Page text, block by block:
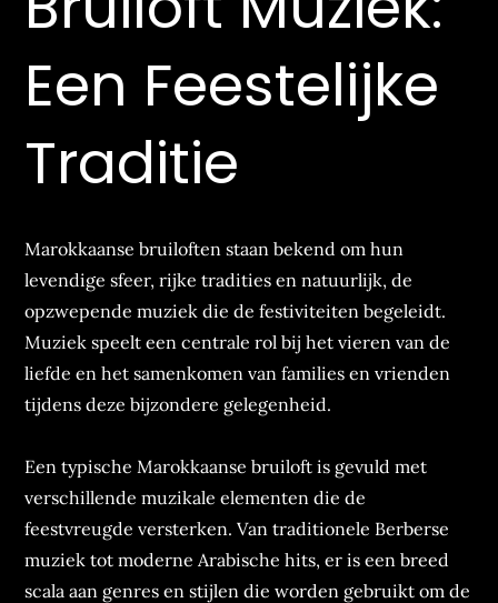
Een Feestelijke
Traditie
Marokkaanse bruiloften staan bekend om hun
levendige sfeer, rijke tradities en natuurlijk, de
opzwepende muziek die de festiviteiten begeleidt.
Muziek speelt een centrale rol bij het vieren van de
liefde en het samenkomen van families en vrienden
tijdens deze bijzondere gelegenheid.
Een typische Marokkaanse bruiloft is gevuld met
verschillende muzikale elementen die de
feestvreugde versterken. Van traditionele Berberse
muziek tot moderne Arabische hits, er is een breed
scala aan genres en stijlen die worden gebruikt om de